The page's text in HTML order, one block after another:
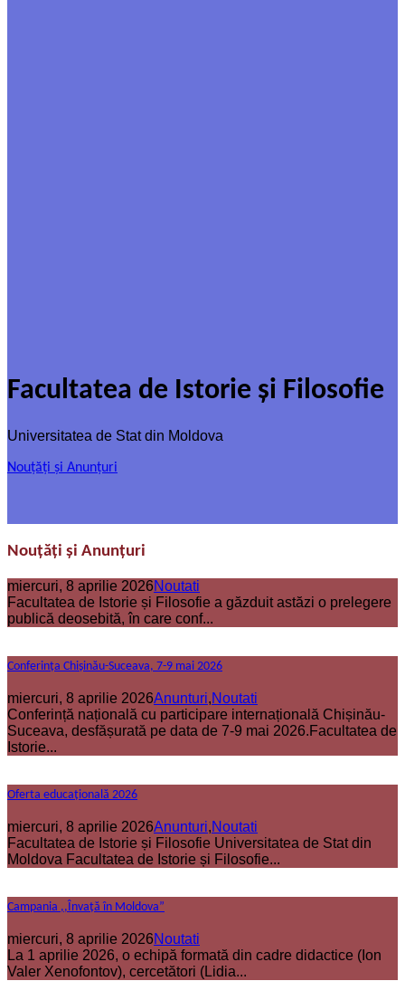
Facultatea de Istorie şi Filosofie
Universitatea de Stat din Moldova
Nouțăți și Anunțuri
Nouțăți și Anunțuri
miercuri, 8 aprilie 2026Noutati
Facultatea de Istorie și Filosofie a găzduit astăzi o prelegere
publică deosebită, în care conf...
Conferința Chișinău-Suceava, 7-9 mai 2026
miercuri, 8 aprilie 2026Anunturi,Noutati
Conferință națională cu participare internațională Chișinău-
Suceava, desfășurată pe data de 7-9 mai 2026.Facultatea de
Istorie...
Oferta educațională 2026
miercuri, 8 aprilie 2026Anunturi,Noutati
Facultatea de Istorie și Filosofie Universitatea de Stat din
Moldova Facultatea de Istorie și Filosofie...
Campania ,,Învață în Moldova”
miercuri, 8 aprilie 2026Noutati
La 1 aprilie 2026, o echipă formată din cadre didactice (Ion
Valer Xenofontov), cercetători (Lidia...